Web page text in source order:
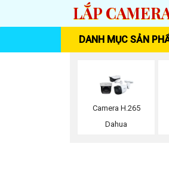
LẮP
DANH MỤC SẢN
Camera H.265
Dahua